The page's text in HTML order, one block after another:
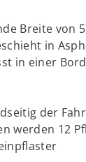
Breite von
in
in einer
der
werden 12